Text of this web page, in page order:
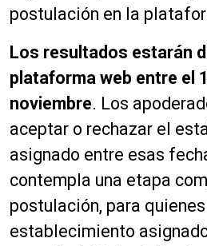
postulación en la
Los resultados estarán
plataforma web entre el
noviembre. Los
aceptar o rechazar el
asignado entre esas
contempla una etapa
postulación, para
establecimiento